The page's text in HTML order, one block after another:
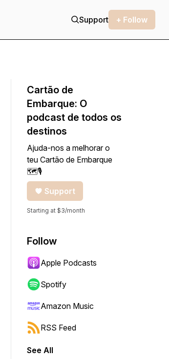
Support + Follow
to jump forward or backward.
Cartão de
Embarque: O
podcast de todos os
destinos
Ajuda-nos a melhorar o
teu Cartão de Embarque
🗺🎙
Support
Starting at $3/month
Follow
Apple Podcasts
Spotify
Amazon Music
RSS Feed
See All